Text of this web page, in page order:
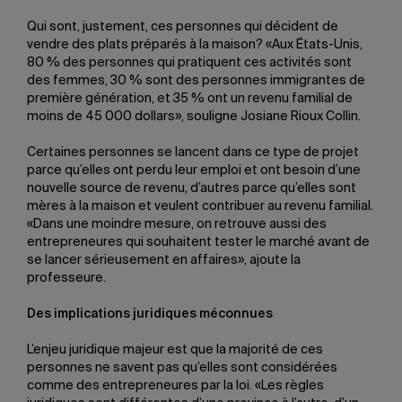
Qui sont, justement, ces personnes qui décident de
vendre des plats préparés à la maison? «Aux États-Unis,
80 % des personnes qui pratiquent ces activités sont
des femmes, 30 % sont des personnes immigrantes de
première génération, et 35 % ont un revenu familial de
moins de 45 000 dollars», souligne Josiane Rioux Collin.
Certaines personnes se lancent dans ce type de projet
parce qu’elles ont perdu leur emploi et ont besoin d’une
nouvelle source de revenu, d’autres parce qu’elles sont
mères à la maison et veulent contribuer au revenu familial.
«Dans une moindre mesure, on retrouve aussi des
entrepreneures qui souhaitent tester le marché avant de
se lancer sérieusement en affaires», ajoute la
professeure.
Des implications juridiques méconnues
L’enjeu juridique majeur est que la majorité de ces
personnes ne savent pas qu’elles sont considérées
comme des entrepreneures par la loi. «Les règles